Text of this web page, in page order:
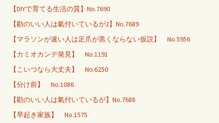
【DIYで育てる生活の質】No.7690
【勘のいい人は氣付いているが2】No.7689
【マラソンが速い人は足爪が黒くならない仮説】 No.5956
【カミオカンデ発見】 No.1191
【こいつなら大丈夫】 No.6250
【分け前】 No.1086
【勘のいい人は氣付いているが】No.7688
【早起き家族】 No.1575